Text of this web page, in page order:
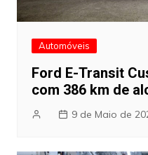
Automóveis
Ford E-Transit
com 386 km de
9 de Maio de